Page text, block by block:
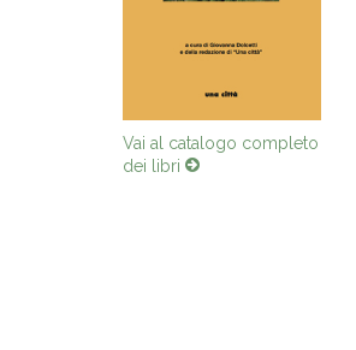
Vai al catalogo completo
dei libri